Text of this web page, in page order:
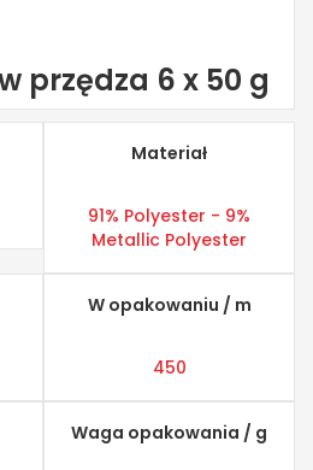
przędza 6 x 50 g
Materiał
91% Polyester - 9%
Metallic Polyester
W opakowaniu / m
450
Waga opakowania / g